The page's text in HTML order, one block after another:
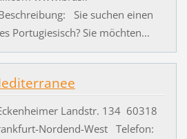
Sie suchen einen
Portugiesisch? Sie möchten...
Landstr. 134 60318
Nordend-West Telefon: